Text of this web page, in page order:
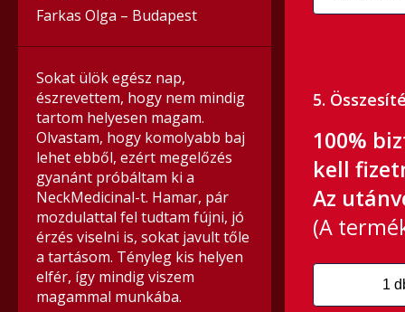
Farkas Olga – Budapest
Sokat ülök egész nap,
észrevettem, hogy nem mindig
tartom helyesen magam.
Olvastam, hogy komolyabb baj
lehet ebből, ezért megelőzés
gyanánt próbáltam ki a
NeckMedicinal-t. Hamar, pár
mozdulattal fel tudtam fújni, jó
érzés viselni is, sokat javult tőle
a tartásom. Tényleg kis helyen
elfér, így mindig viszem
magammal munkába.
5.
100%
kell
Az
(A